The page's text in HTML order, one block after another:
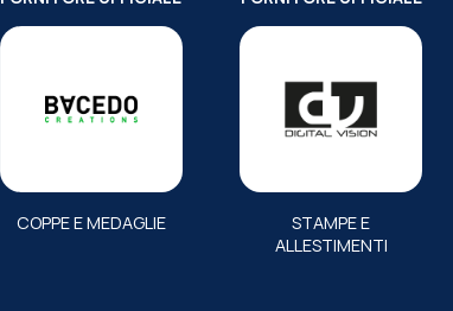
COPPE E MEDAGLIE
STAMPE E
ALLESTIMENTI